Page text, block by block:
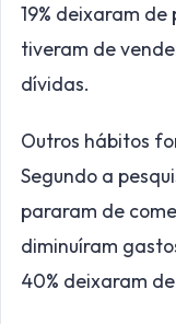
19% deixaram de
tiveram de
dívidas.
Outros hábitos
Segundo a
pararam de
diminuíram
40% deixaram